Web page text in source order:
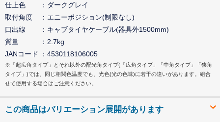
仕上色
ダークグレイ
取付角度
エニーポジション(制限なし)
口出線
キャブタイヤケーブル(器具外1500mm)
質量
2.7kg
JANコード
4530118106005
※「超広角タイプ」とそれ以外の配光角タイプ(「広角タイプ」「中角タイプ」「狭角
タイプ」)では、同じ相関色温度でも、光色(光の色味)に若干の違いがあります。組合
せて使用する場合はご注意ください。
この商品はバリエーション展開があります